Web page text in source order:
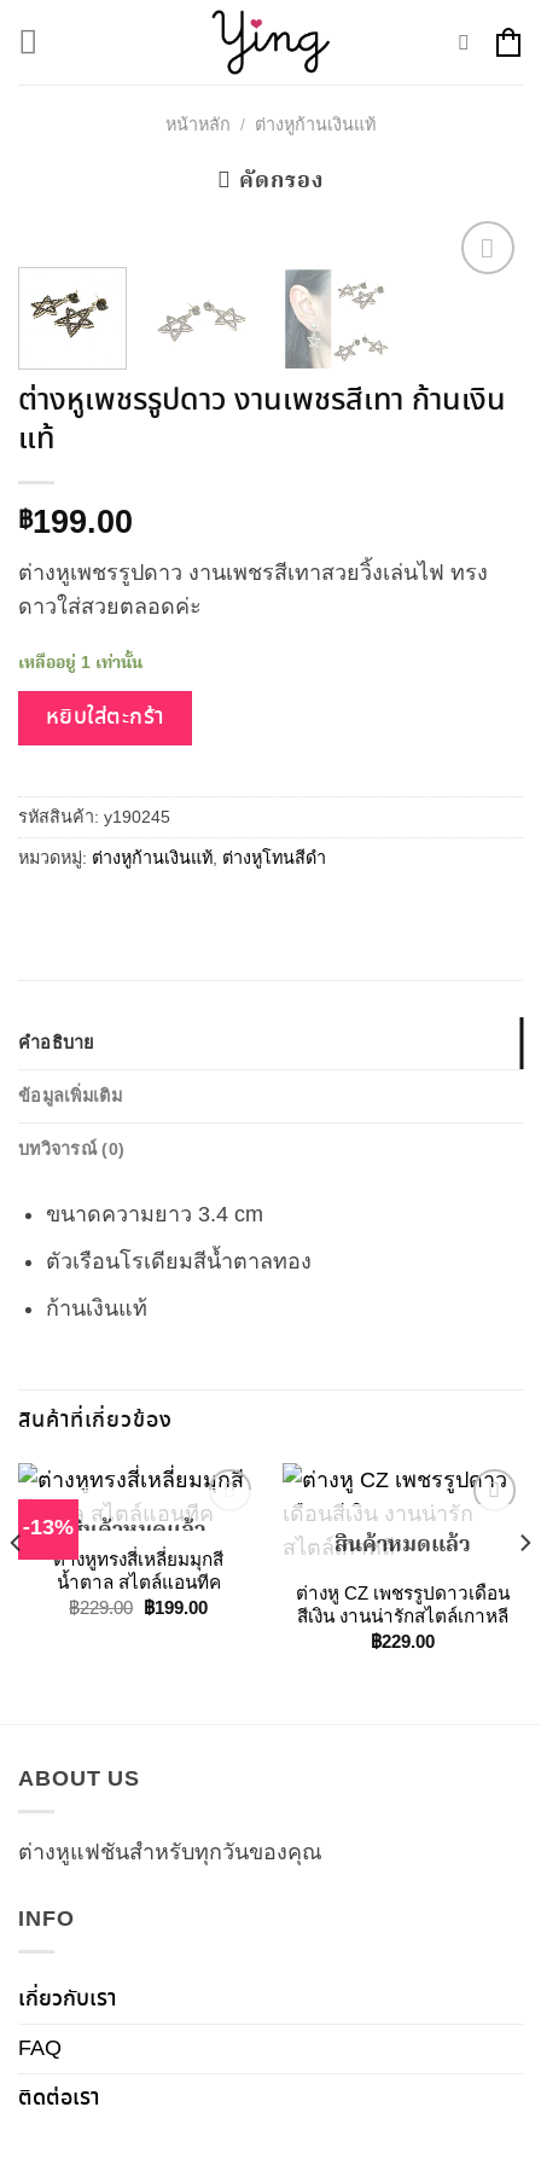
หน้าหลัก / ต่างหูก้านเงินแท้
คัดกรอง
ต่างหูเพชรรูปดาว งานเพชรสีเทา ก้านเงิน
แท้
฿199.00
ต่างหูเพชรรูปดาว งานเพชรสีเทาสวยวิ้งเล่นไฟ ทรง
ดาวใส่สวยตลอดค่ะ
เหลืออยู่ 1 เท่านั้น
หยิบใส่ตะกร้า
รหัสสินค้า: y190245
หมวดหมู่: ต่างหูก้านเงินแท้ ต่างหูโทนสีดำ
คำอธิบาย
ข้อมูลเพิ่มเติม
บทวิจารณ์ (0)
ขนาดความยาว 3.4 cm
ตัวเรือนโรเดียมสีน้ำตาลทอง
ก้านเงินแท้
สินค้าที่เกี่ยวข้อง
-13%
Add to
Wishlist
สินค้าหมดแล้ว
ต่างหูทรงสี่เหลี่ยมมุกสี
น้ำตาล สไตล์แอนทีค
฿229.00 Original
price
฿199.00Current
Wishlist
สินค้าหมดแล้ว
ต่างหู CZ เพชรรูปดาวเดือน
สีเงิน งานน่ารักสไตล์เกาหลี
฿229.00
ABOUT US
ต่างหูแฟชันสำหรับทุกวันของคุณ
INFO
เกี่ยวกับเรา
FAQ
ติดต่อเรา